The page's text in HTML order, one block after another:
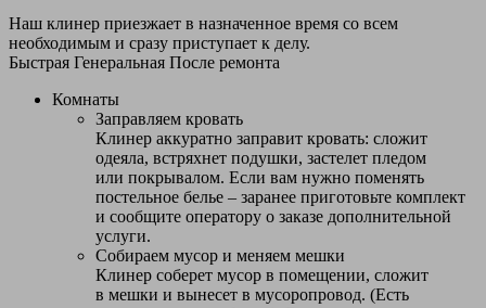
Наш клинер приезжает в назначенное время со всем
необходимым и сразу приступает к делу.
Быстрая Генеральная После ремонта
Комнаты
Заправляем кровать
Клинер аккуратно заправит кровать: сложит
одеяла, встряхнет подушки, застелет пледом
или покрывалом. Если вам нужно поменять
постельное белье – заранее приготовьте комплект
и сообщите оператору о заказе дополнительной
услуги.
Собираем мусор и меняем мешки
Клинер соберет мусор в помещении, сложит
в мешки и вынесет в мусоропровод. (Есть